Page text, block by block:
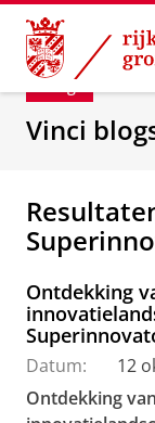
Skip
Content
Skip
Navigation
Blog
Vinci
Ontdekking
Datum:
12
Ontdekking